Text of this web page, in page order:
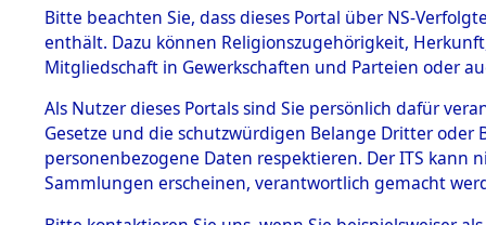
BESTÄNDE
1.
mente
5. Verschiedenes
5.3
Todesmärsche
5.3.1 Alliierte
Bitte beachten Sie, dass dieses Portal über NS-
enthält. Dazu können Religionszugehörigkeit,
Mitgliedschaft in Gewerkschaften und Parteien oder
Als Nutzer dieses Portals sind Sie persönlich dafür
Gesetze und die schutzwürdigen Belange Dritter
personenbezogene Daten respektieren. Der ITS
Sammlungen erscheinen, verantwortlich gemacht